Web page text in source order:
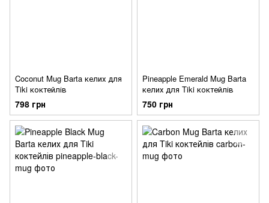
Coconut Mug Barta келих для
Tiki коктейлів
798 грн
Pineapple Emerald Mug Barta
келих для Tiki коктейлів
750 грн